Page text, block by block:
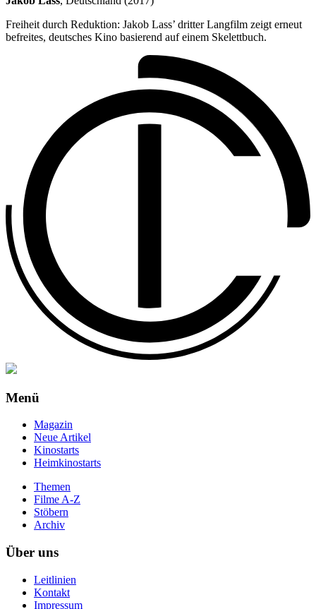
Freiheit durch Reduktion: Jakob Lass’ dritter Langfilm zeigt erneut
befreites, deutsches Kino basierend auf einem Skelettbuch.
Menü
Magazin
Neue Artikel
Kinostarts
Heimkinostarts
Themen
Filme A-Z
Stöbern
Archiv
Über uns
Leitlinien
Kontakt
Impressum